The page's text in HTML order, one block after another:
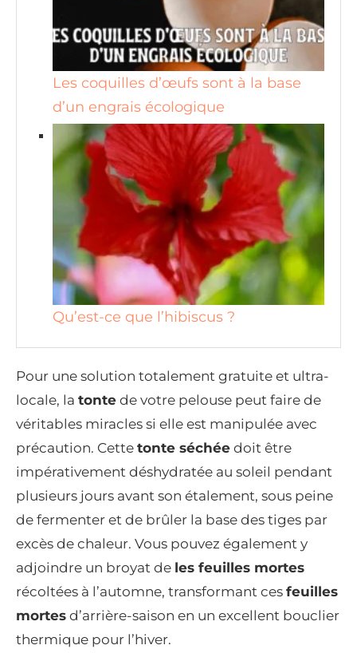
Les coquilles d’œufs sont à la base
d’un engrais écologique
Qu’est-ce que l’hibiscus ?
Pour une solution totalement gratuite et ultra-
locale, la tonte de votre pelouse peut faire de
véritables miracles si elle est manipulée avec
précaution. Cette tonte séchée doit être
impérativement déshydratée au soleil pendant
plusieurs jours avant son étalement, sous peine
de fermenter et de brûler la base des tiges par
excès de chaleur. Vous pouvez également y
adjoindre un broyat de les feuilles mortes
récoltées à l’automne, transformant ces feuilles
mortes d’arrière-saison en un excellent bouclier
thermique pour l’hiver.